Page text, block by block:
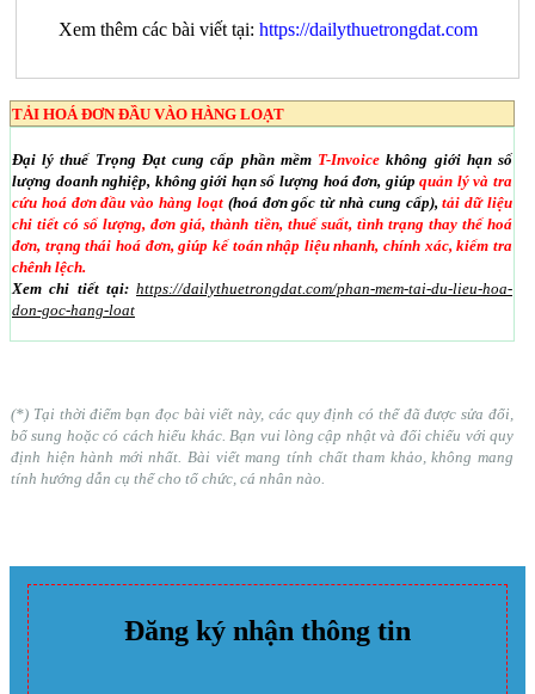
Xem thêm các bài viết tại: https://dailythuetrongdat.com
TẢI HOÁ ĐƠN ĐẦU VÀO HÀNG LOẠT
Đại lý thuế Trọng Đạt cung cấp phần mềm T-Invoice không giới hạn số
lượng doanh nghiệp, không giới hạn số lượng hoá đơn, giúpquản lý và tra
cứu hoá đơn đầu vào hàng loạt(hoá đơn gốc từ nhà cung cấp),tải dữ liệu
chi tiết có số lượng, đơn giá, thành tiền, thuế suất, tình trạng thay thế hoá
đơn, trạng thái hoá đơn, giúp kế toán nhập liệu nhanh, chính xác, kiểm tra
chênh lệch.
Xem chi tiết tại: https://dailythuetrongdat.com/phan-mem-tai-du-lieu-hoa-
don-goc-hang-loat
(*) Tại thời điểm bạn đọc bài viết này, các quy định có thể đã được sửa đổi,
bổ sung hoặc có cách hiểu khác. Bạn vui lòng cập nhật và đối chiếu với quy
định hiện hành mới nhất. Bài viết mang tính chất tham khảo, không mang
tính hướng dẫn cụ thể cho tổ chức, cá nhân nào.
Đăng ký nhận thông tin